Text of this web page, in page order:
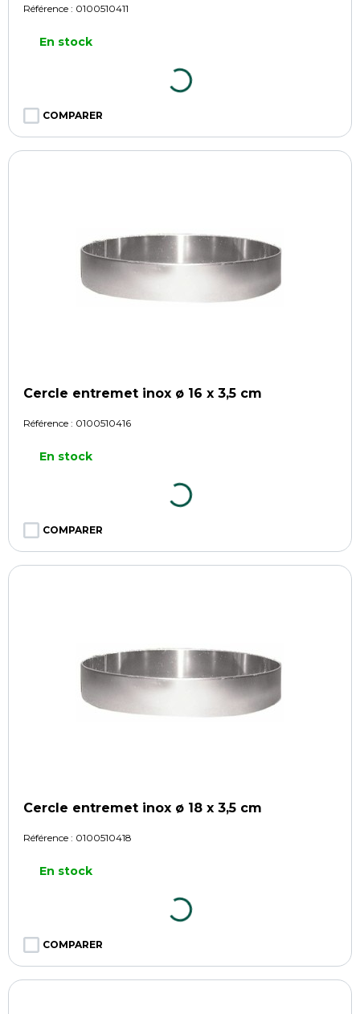
Référence : 0100510411
En stock
COMPARER
Cercle entremet inox ø 16 x 3,5 cm
Référence : 0100510416
En stock
COMPARER
Cercle entremet inox ø 18 x 3,5 cm
Référence : 0100510418
En stock
COMPARER